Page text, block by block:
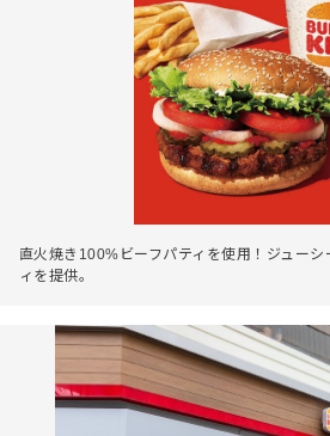
直火焼き100%ビーフパティを使用！ジューシ
ィを提供。